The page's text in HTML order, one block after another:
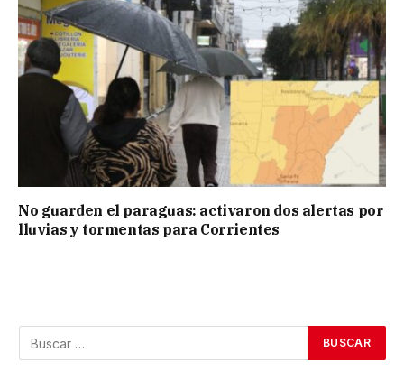
No guarden el paraguas: activaron dos alertas por
lluvias y tormentas para Corrientes